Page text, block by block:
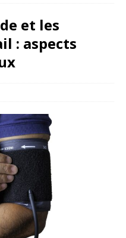
et les
: aspects